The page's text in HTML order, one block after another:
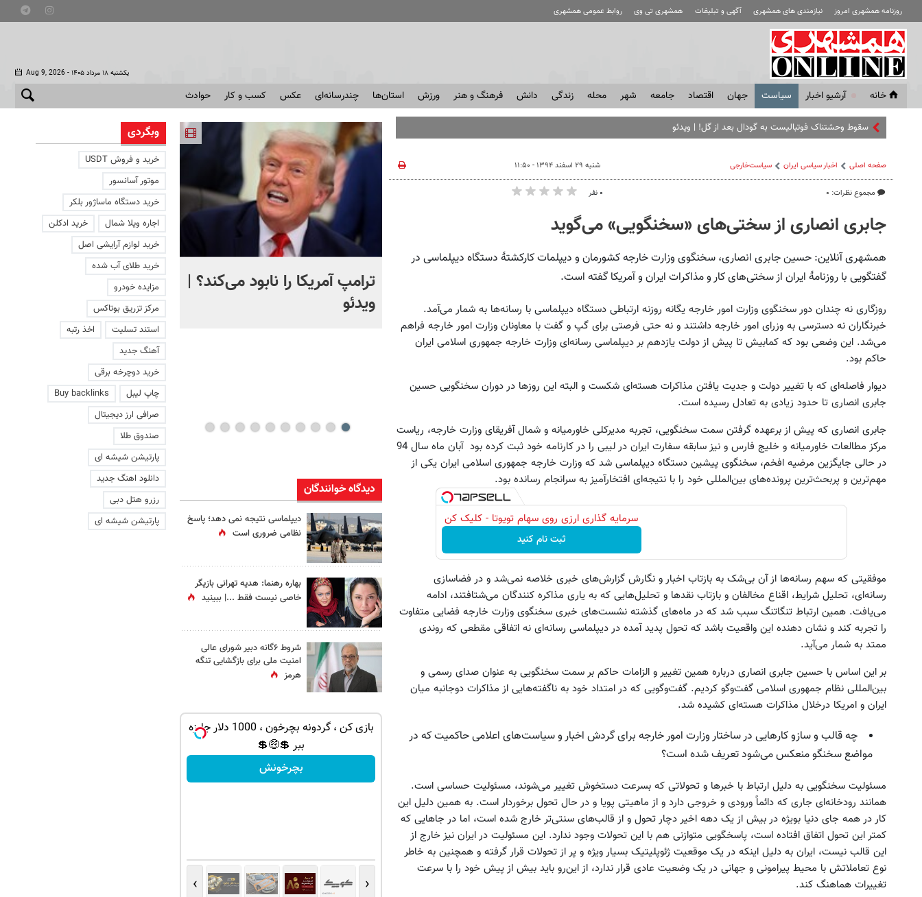
روزنامه همشهری امروز نیازمندی های همشهری آگهی و تبلیغات همشهری تی وی روابط عمومی همشهری
Aug 9, 2026 - یکشنبه ۱۸ مرداد ۱۴۰۵
خانه آرشیو اخبار سياست جهان اقتصاد جامعه شهر محله زندگی دانش فرهنگ و هنر ورزش استان‌ها چندرسانه‌ای عکس کسب و کار حوادث
سقوط وحشتناک فوتبالیست به گودال بعد از گل! |‌ ویدئو
صفحه اصلی اخبار سیاسی ایران سیاست‌خارجی
مجموع نظرات: ۰
شنبه ۲۹ اسفند ۱۳۹۴ - ۱۱:۵۰
۰ نفر
جابری انصاری از سختی‌های «سخنگویی» می‌گوید
همشهری آنلاین: حسین جابری انصاری، سخنگوی وزارت خارجه کشورمان و دیپلمات کارکشتۀ دستگاه دیپلماسی در
گفتگویی با روزنامۀ ایران از سختی‌های کار و مذاکرات ایران و آمریکا گفته است.
روزگاری نه چندان دور سخنگوی وزارت امور خارجه یگانه روزنه ارتباطی دستگاه دیپلماسی با رسانه‌ها به شمار می‌آمد.
خبرنگاران نه دسترسی به وزرای امور خارجه داشتند و نه حتی فرصتی برای گپ و گفت با معاونان وزارت امور خارجه فراهم
می‌شد. این وضعی بود که کمابیش تا پیش از دولت یازدهم بر دیپلماسی رسانه‌ای وزارت خارجه جمهوری اسلامی ایران
حاکم بود.
دیوار فاصله‌ای که با تغییر دولت و جدیت یافتن مذاکرات هسته‌ای شکست و البته این روزها در دوران سخنگویی حسین
جابری انصاری تا حدود زیادی به تعادل رسیده است.
جابری انصاری که پیش از برعهده گرفتن سمت سخنگویی، تجربه مدیرکلی خاورمیانه و شمال آفریقای وزارت خارجه، ریاست
مرکز مطالعات خاورمیانه و خلیج فارس و نیز سابقه سفارت ایران در لیبی را در کارنامه خود ثبت کرده بود ‌ آبان ماه سال 94
در حالی جایگزین مرضیه افخم، سخنگوی پیشین دستگاه دیپلماسی شد که وزارت خارجه جمهوری اسلامی ایران یکی از
مهم‌ترین و پر‌بحث‌ترین پرونده‌های بین‌المللی خود را با نتیجه‌ای افتخارآمیز به سرانجام رسانده بود.
سرمایه گذاری ارزی روی سهام تویوتا - کلیک کن
ثبت نام کنید
موفقیتی که سهم رسانه‌ها از آن بی‌شک به بازتاب اخبار و نگارش گزارش‌های خبری خلاصه نمی‌شد و در فضاسازی
رسانه‌ای، تحلیل شرایط، اقناع مخالفان و بازتاب نقد‌ها و تحلیل‌هایی که به یاری مذاکره کنندگان می‌شتافتند، ادامه
می‌یافت. همین ارتباط تنگاتنگ سبب شد که در ماه‌های گذشته نشست‌های خبری سخنگوی وزارت خارجه فضایی متفاوت
را تجربه کند و نشان دهنده این واقعیت باشد که تحول پدید آمده در دیپلماسی رسانه‌ای نه اتفاقی مقطعی که روندی
ممتد به شمار می‌آید.
بر این اساس با حسین جابری انصاری درباره همین تغییر و الزامات حاکم بر سمت سخنگویی به عنوان صدای رسمی و
بین‌المللی نظام جمهوری اسلامی گفت‌وگو کردیم. گفت‌وگویی که در امتداد خود به ناگفته‌هایی از مذاکرات دوجانبه میان
ایران و امریکا درخلال مذاکرات هسته‌ای کشیده شد.
چه قالب و سازو کارهایی در ساختار وزارت امور خارجه برای گردش اخبار و سیاست‌های اعلامی حاکمیت که در
مواضع سخنگو منعکس می‌شود تعریف شده است؟
مسئولیت سخنگویی به دلیل ارتباط با خبرها و تحولاتی که بسرعت دستخوش تغییر می‌شوند، مسئولیت حساسی است.
همانند رودخانه‌ای جاری که دائماً ورودی و خروجی دارد و از ماهیتی پویا و در حال تحول برخوردار است. به همین دلیل این
کار در همه جای دنیا بویژه در بیش از یک دهه اخیر دچار تحول و از قالب‌های سنتی‌تر خارج شده است، اما در جاهایی که
کمتر این تحول اتفاق افتاده است، پاسخگویی متوازنی هم با این تحولات وجود ندارد. این مسئولیت در ایران نیز خارج از
این قالب نیست، ایران به دلیل اینکه در یک موقعیت ژئوپلیتیک بسیار ویژه و پر از تحولات قرار گرفته و همچنین به خاطر
نوع تعاملاتش با محیط پیرامونی و جهانی در یک وضعیت عادی قرار ندارد، از این‌رو باید بیش از پیش خود را با سرعت
تغییرات هماهنگ کند.
انتشار برای اولین بار؛ واکنش
شهید لاریجانی به رد صلاحیت
خود + ویدئو
ترامپ آمریکا را نابود می‌کند؟ |
ویدئو
تصویری دردناک از دلفینی
یک هفته کنار جسد
ماند | ویدئو
دیدگاه خوانندگان
دیپلماسی نتیجه‌ نمی دهد؛ پاسخ
نظامی ضروری است
بهاره رهنما: هدیه تهرانی بازیگر
خاصی نیست فقط ...|‌ ببینید
شروط ۶گانه دبیر شورای عالی
امنیت ملی برای بازگشایی تنگه
هرمز
کوییک گذاشتی برای فروش ؟ اینجا
سریع و راحت بفروش
خرید اقساطی طلا و گوشی فقط با یک برگ
چک صیادی
تنها در چند ساعت و با یکبار مراجعه فروخته
شد ✅
بازی کن ، گردونه بچرخون ، 1000 دلار جایزه
ببر 💲🤑💲
بچرخونش
‹
›
وبگردی
خرید و فروش USDT
موتور آسانسور
خرید دستگاه ماساژور بلکر
اجاره ویلا شمال
خرید ادکلن
خرید لوازم آرایشی اصل
خرید طلای آب شده
مزایده خودرو
مرکز تزریق بوتاکس
استند تسلیت
اخذ رتبه
آهنگ جدید
خرید دوچرخه برقی
چاپ لیبل
Buy backlinks
صرافی ارز دیجیتال
صندوق طلا
پارتیشن شیشه ای
دانلود اهنگ جدید
رزرو هتل دبی
پارتیشن شیشه ای